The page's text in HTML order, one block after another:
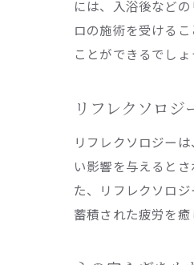
には、入浴後など
ロの施術を受ける
ことができるでしょ
リフレクソロジ
リフレクソロジー
い影響を与えると
た、リフレクソロ
蓄積された疲労を